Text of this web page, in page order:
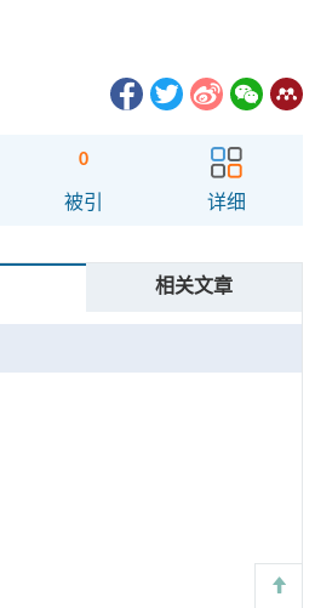
0
被引 详细
相关文章